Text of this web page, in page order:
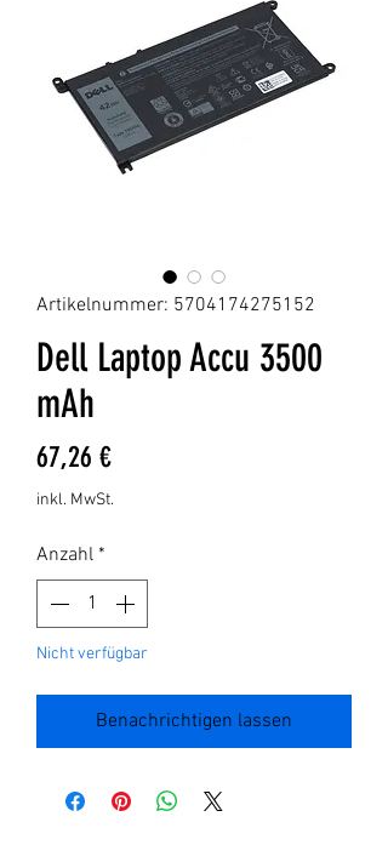
Artikelnummer: 5704174275152
Dell Laptop Accu 3500
mAh
67,26 €Preis
inkl. MwSt.
Anzahl *
Nicht verfügbar
Benachrichtigen lassen